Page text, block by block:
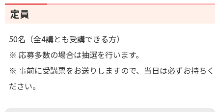
定員
50名（全4講とも受講できる方）
※ 応募多数の場合は抽選を行います。
※ 事前に受講票をお送りしますので、当日は必ずお持ちく
ださい。